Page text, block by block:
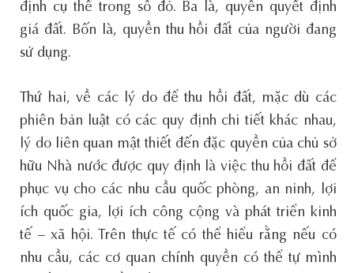
định cụ thể trong sổ đỏ. Ba là, quyền quyết định
giá đất. Bốn là, quyền thu hồi đất của người đang
sử dụng.
Thứ hai, về các lý do để thu hồi đất, mặc dù các
phiên bản luật có các quy định chi tiết khác nhau,
lý do liên quan mật thiết đến đặc quyền của chủ sở
hữu Nhà nước được quy định là việc thu hồi đất để
phục vụ cho các nhu cầu quốc phòng, an ninh, lợi
ích quốc gia, lợi ích công cộng và phát triển kinh
tế – xã hội. Trên thực tế có thể hiểu rằng nếu có
nhu cầu, các cơ quan chính quyền có thể tự mình